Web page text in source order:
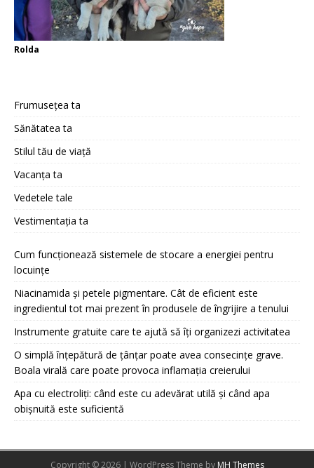
Rolda
Frumusețea ta
Sănătatea ta
Stilul tău de viață
Vacanța ta
Vedetele tale
Vestimentația ta
Cum funcționează sistemele de stocare a energiei pentru
locuințe
Niacinamida și petele pigmentare. Cât de eficient este
ingredientul tot mai prezent în produsele de îngrijire a tenului
Instrumente gratuite care te ajută să îți organizezi activitatea
O simplă înțepătură de țânțar poate avea consecințe grave.
Boala virală care poate provoca inflamația creierului
Apa cu electroliți: când este cu adevărat utilă și când apa
obișnuită este suficientă
Copyright © 2026 | WordPress Theme by MH Themes